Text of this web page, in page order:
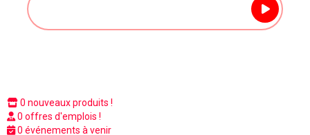
0 nouveaux produits !
0 offres d'emplois !
0 événements à venir